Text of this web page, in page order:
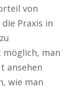
von
Praxis in
möglich, man
ansehen
wie man